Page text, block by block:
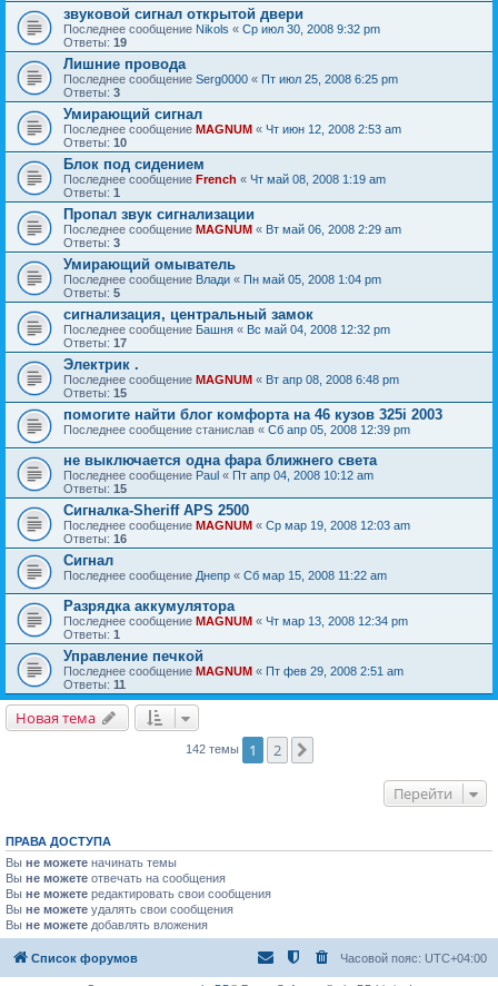
звуковой сигнал открытой двери
Последнее сообщение Nikols « Ср июл 30, 2008 9:32 pm
Ответы: 19
Лишние провода
Последнее сообщение Serg0000 « Пт июл 25, 2008 6:25 pm
Ответы: 3
Умирающий сигнал
Последнее сообщение MAGNUM « Чт июн 12, 2008 2:53 am
Ответы: 10
Блок под сидением
Последнее сообщение French « Чт май 08, 2008 1:19 am
Ответы: 1
Пропал звук сигнализации
Последнее сообщение MAGNUM « Вт май 06, 2008 2:29 am
Ответы: 3
Умирающий омыватель
Последнее сообщение Влади « Пн май 05, 2008 1:04 pm
Ответы: 5
сигнализация, центральный замок
Последнее сообщение Башня « Вс май 04, 2008 12:32 pm
Ответы: 17
Электрик .
Последнее сообщение MAGNUM « Вт апр 08, 2008 6:48 pm
Ответы: 15
помогите найти блог комфорта на 46 кузов 325i 2003
Последнее сообщение станислав « Сб апр 05, 2008 12:39 pm
не выключается одна фара ближнего света
Последнее сообщение Paul « Пт апр 04, 2008 10:12 am
Ответы: 15
Сигналка-Sheriff APS 2500
Последнее сообщение MAGNUM « Ср мар 19, 2008 12:03 am
Ответы: 16
Сигнал
Последнее сообщение Днепр « Сб мар 15, 2008 11:22 am
Разрядка аккумулятора
Последнее сообщение MAGNUM « Чт мар 13, 2008 12:34 pm
Ответы: 1
Управление печкой
Последнее сообщение MAGNUM « Пт фев 29, 2008 2:51 am
Ответы: 11
Новая тема
142 темы 1 2
Перейти
ПРАВА ДОСТУПА
Вы не можете начинать темы
Вы не можете отвечать на сообщения
Вы не можете редактировать свои сообщения
Вы не можете удалять свои сообщения
Вы не можете добавлять вложения
Список форумов Часовой пояс: UTC+04:00